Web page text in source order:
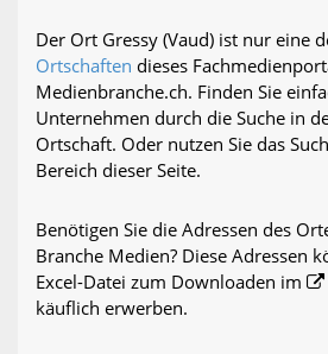
Der Ort Gressy (Vaud) ist nur eine
Ortschaften dieses
Medienbranche.ch. Finden Sie
Unternehmen durch die Suche in
Ortschaft. Oder nutzen Sie das
Bereich dieser Seite.
Benötigen Sie die Adressen des
Branche Medien? Diese Adressen
Excel-Datei zum Downloaden im
käuflich erwerben.